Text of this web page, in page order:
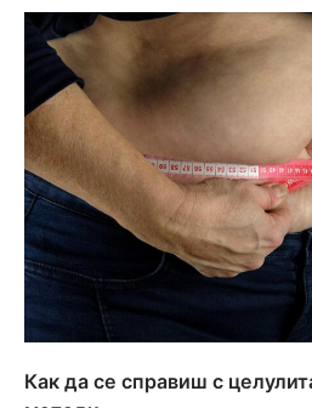
Как да се справиш с